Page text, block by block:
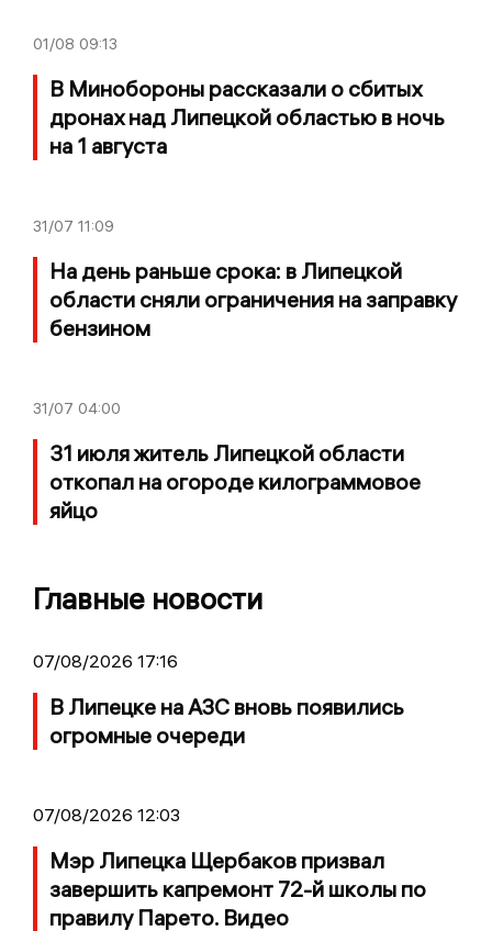
01/08 09:13
В Минобороны рассказали о сбитых
дронах над Липецкой областью в ночь
на 1 августа
31/07 11:09
На день раньше срока: в Липецкой
области сняли ограничения на заправку
бензином
31/07 04:00
31 июля житель Липецкой области
откопал на огороде килограммовое
яйцо
Главные новости
07/08/2026 17:16
В Липецке на АЗС вновь появились
огромные очереди
07/08/2026 12:03
Мэр Липецка Щербаков призвал
завершить капремонт 72-й школы по
правилу Парето. Видео